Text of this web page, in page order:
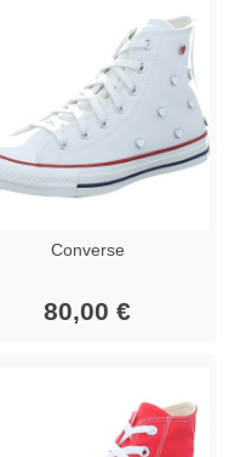
Converse
80,00 €